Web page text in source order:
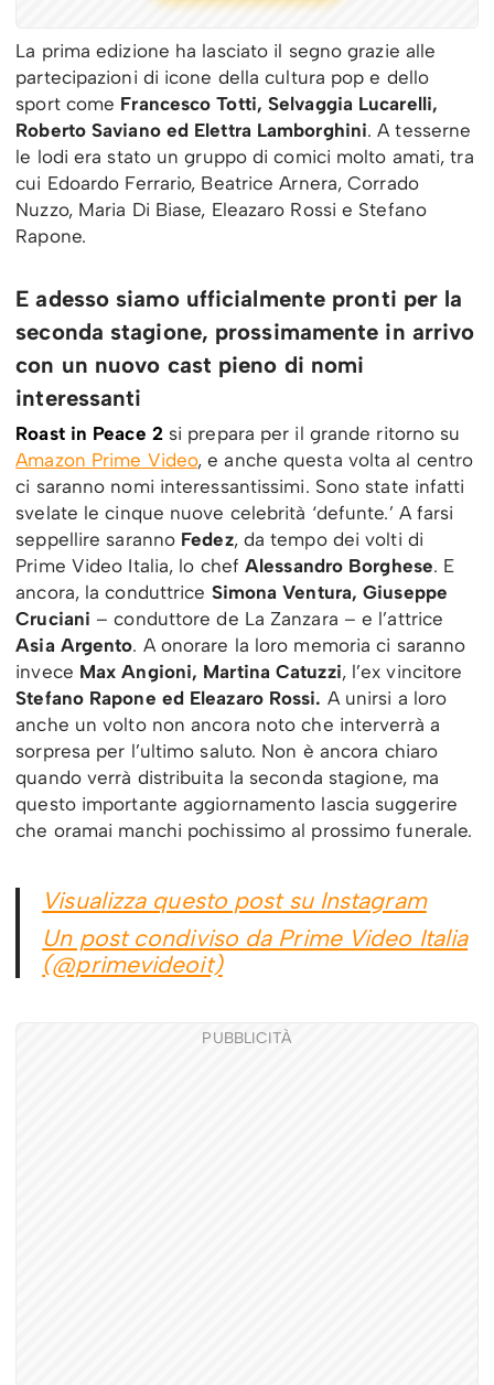
La prima edizione ha lasciato il segno grazie alle
partecipazioni di icone della cultura pop e dello
sport come Francesco Totti, Selvaggia Lucarelli,
Roberto Saviano ed Elettra Lamborghini. A tesserne
le lodi era stato un gruppo di comici molto amati, tra
cui Edoardo Ferrario, Beatrice Arnera, Corrado
Nuzzo, Maria Di Biase, Eleazaro Rossi e Stefano
Rapone.
E adesso siamo ufficialmente pronti per la
seconda stagione, prossimamente in arrivo
con un nuovo cast pieno di nomi
interessanti
Roast in Peace 2si prepara per il grande ritorno su
Amazon Prime Video, e anche questa volta al centro
ci saranno nomi interessantissimi. Sono state infatti
svelate le cinque nuove celebrità ‘defunte.’ A farsi
seppellire saranno Fedez, da tempo dei volti di
Prime Video Italia, lo chefAlessandro Borghese. E
ancora, la conduttrice Simona Ventura, Giuseppe
Cruciani – conduttore de La Zanzara – e l’attrice
Asia Argento. A onorare la loro memoria ci saranno
invece Max Angioni, Martina Catuzzi, l’ex vincitore
Stefano Rapone ed Eleazaro Rossi. A unirsi a loro
anche un volto non ancora noto che interverrà a
sorpresa per l’ultimo saluto. Non è ancora chiaro
quando verrà distribuita la seconda stagione, ma
questo importante aggiornamento lascia suggerire
che oramai manchi pochissimo al prossimo funerale.
Visualizza questo post su Instagram
Un post condiviso da Prime Video Italia
(@primevideoit)
PUBBLICITÀ